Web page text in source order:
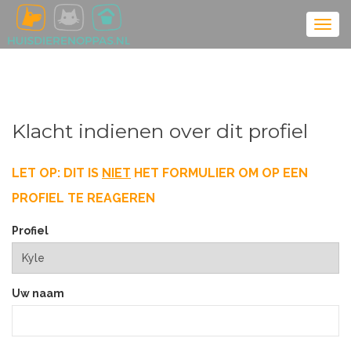
Klacht indienen over dit profiel
LET OP: DIT IS NIET HET FORMULIER OM OP EEN
PROFIEL TE REAGEREN
Profiel
Uw naam